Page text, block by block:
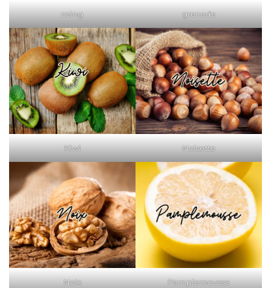
coing grenade
Kiwi Noisette
Noix Pamplemousse